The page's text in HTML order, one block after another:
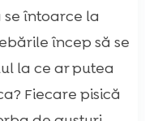
întoarce la
încep să se
la ce ar putea
Fiecare pisică